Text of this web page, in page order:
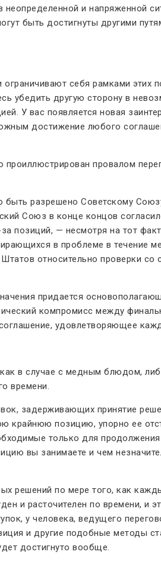
и напряженной
быть достигнуты другими
себя рамками
убедить другую сторону в
У вас появляется новая
достижение любого
провалом
разрешено Советскому
Союз в конце концов
— несмотря на тот
в проблеме в течение
относительно проверки
придается
компромисс между
удовлетворяющее
в случае с медным блюдом,
времени.
задерживающих принятие
позицию, упорно ее
только для
вы занимаете и чем
решений по мере того, как
и расточителен по времени, и
у человека, ведущего
и другие подобные методы
достигнуто вообще.